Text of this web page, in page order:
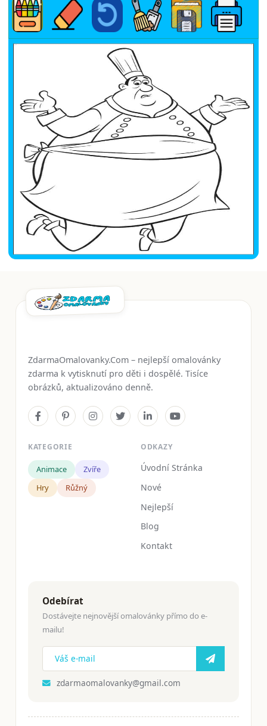
ZdarmaOmalovanky.Com – nejlepší omalovánky
zdarma k vytisknutí pro děti i dospělé. Tisíce
obrázků, aktualizováno denně.
KATEGORIE
Animace
Zvíře
Hry
Růžný
ODKAZY
Úvodní Stránka
Nové
Nejlepší
Blog
Kontakt
Odebírat
Dostávejte nejnovější omalovánky přímo do e-
mailu!
zdarmaomalovanky@gmail.com